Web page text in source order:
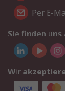
Per E-
Sie finden uns
Wir